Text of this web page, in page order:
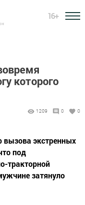
16+
которого
1209 0 0
вызова экстренных
под
тракторной
затянуло